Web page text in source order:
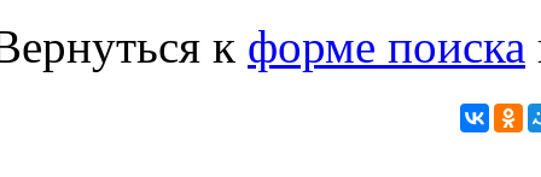
к форме поиска